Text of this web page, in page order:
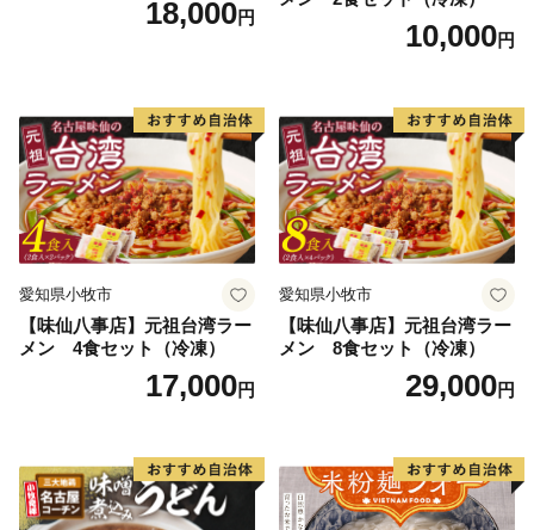
18,000円
10,000円
愛知県小牧市
【味仙八事店】元祖台湾ラー
メン 4食セット（冷凍）
17,000円
愛知県小牧市
【味仙八事店】元祖台湾ラー
メン 8食セット（冷凍）
29,000円